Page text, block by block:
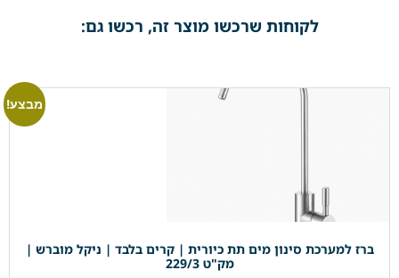
לקוחות שרכשו מוצר זה, רכשו גם:
מבצע!
ברז למערכת סינון מים תת כיורית | קרים בלבד | ניקל מוברש |
מק"ט 229/3